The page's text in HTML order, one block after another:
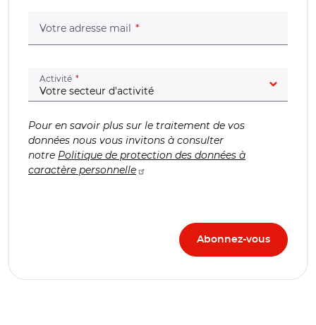
Votre adresse mail (champ obligatoire)
Activité (champ obligatoire)
Pour en savoir plus sur le traitement de vos
données nous vous invitons à consulter
notre Politique de protection des données à
caractère personnelle